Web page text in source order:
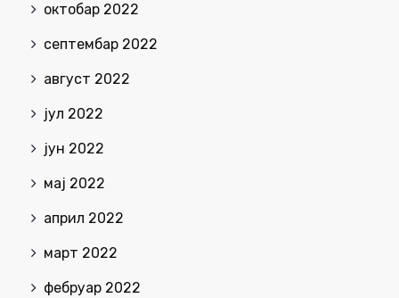
октобар 2022
септембар 2022
август 2022
јул 2022
јун 2022
мај 2022
април 2022
март 2022
фебруар 2022